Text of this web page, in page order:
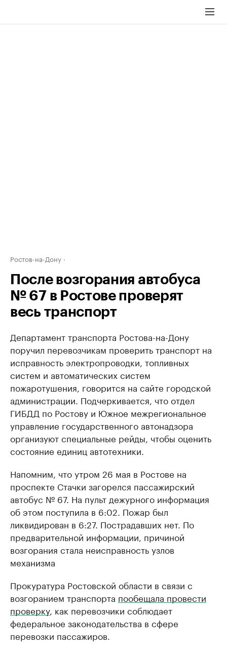
Ростов-на-Дону
После возгорания автобуса
№ 67 в Ростове проверят
весь транспорт
Департамент транспорта Ростова-на-Дону
поручил перевозчикам проверить транспорт на
исправность электропроводки, топливных
систем и автоматических систем
пожаротушения, говорится на сайте городской
администрации. Подчеркивается, что отдел
ГИБДД по Ростову и Южное межрегиональное
управление государственного автонадзора
организуют специальные рейды, чтобы оценить
состояние единиц автотехники.
Напомним, что утром 26 мая в Ростове на
проспекте Стачки загорелся пассажирский
автобус № 67. На пульт дежурного информация
об этом поступила в 6:02. Пожар был
ликвидирован в 6:27. Пострадавших нет. По
предварительной информации, причиной
возгорания стала неисправность узлов
механизма
Прокуратура Ростовской области в связи с
возгоранием транспорта пообещала провести
проверку, как перевозчики соблюдает
федеральное законодательства в сфере
перевозки пассажиров.